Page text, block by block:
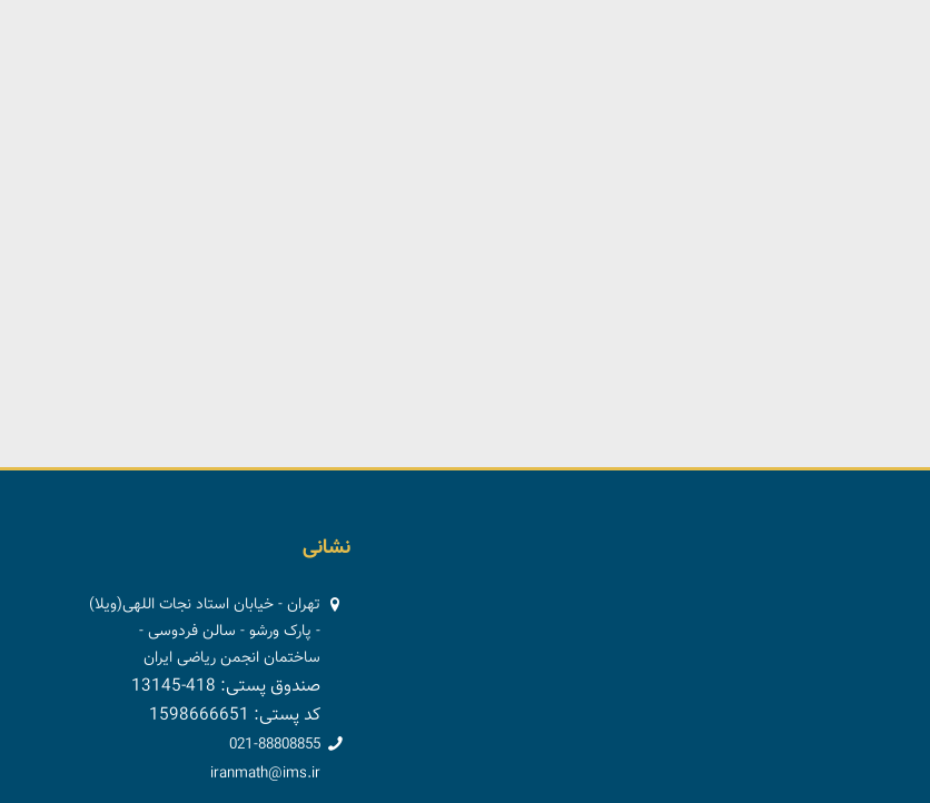
نشانی
تهران - خیابان استاد نجات اللهی(ویلا)
- پارک ورشو - سالن فردوسی -
ساختمان انجمن ریاضی ایران
صندوق پستی: 418-13145
کد پستی: 1598666651
021-88808855
iranmath@ims.ir